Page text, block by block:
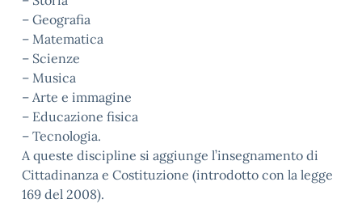
– Geografia
– Matematica
– Scienze
– Musica
– Arte e immagine
– Educazione fisica
– Tecnologia.
A queste discipline si aggiunge l’insegnamento di
Cittadinanza e Costituzione (introdotto con la legge
169 del 2008).